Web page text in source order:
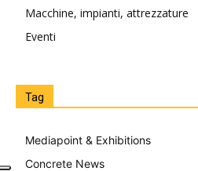
Macchine, impianti, attrezzature
Eventi
Tag
Mediapoint & Exhibitions
Concrete News